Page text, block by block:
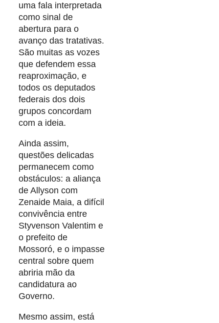
uma fala interpretada
como sinal de
abertura para o
avanço das tratativas.
São muitas as vozes
que defendem essa
reaproximação, e
todos os deputados
federais dos dois
grupos concordam
com a ideia.
Ainda assim,
questões delicadas
permanecem como
obstáculos: a aliança
de Allyson com
Zenaide Maia, a difícil
convivência entre
Styvenson Valentim e
o prefeito de
Mossoró, e o impasse
central sobre quem
abriria mão da
candidatura ao
Governo.
Mesmo assim, está